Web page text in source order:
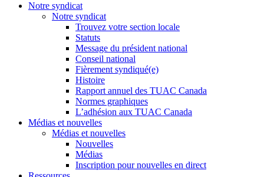
Notre syndicat
Notre syndicat
Trouvez votre section locale
Statuts
Message du président national
Conseil national
Fièrement syndiqué(e)
Histoire
Rapport annuel des TUAC Canada
Normes graphiques
L’adhésion aux TUAC Canada
Médias et nouvelles
Médias et nouvelles
Nouvelles
Médias
Inscription pour nouvelles en direct